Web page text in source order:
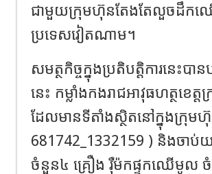
ជាមួយក្រុមហ៊ុនតែងតែលួចដឹកឈ
ប្រទេសវៀតណាម។
សមត្ថកិច្ចក្នុងប្រតិបត្តិការនេះ
នេះ កម្លាំងកងរាជអាវុធហត្ថខេ
ដែលមានទីតាំងស្ថិតនៅក្នុងក្រុ
681742_1332159 ) និងចាប់
ចំនួន៤ គ្រឿង រ៉ឺម៉កផ្ទុកឈើមូល ចំនួ